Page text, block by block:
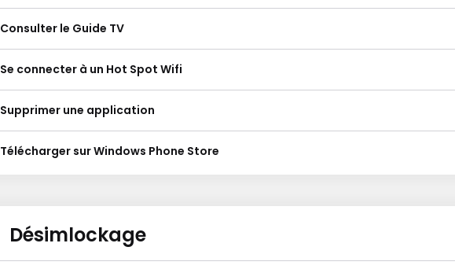
Consulter le Guide TV
Se connecter à un Hot Spot Wifi
Supprimer une application
Télécharger sur Windows Phone Store
Désimlockage